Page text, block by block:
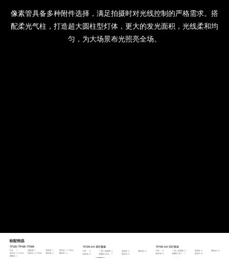
像素管具备多种附件选择，满足拍摄时对光线控制的严格需求。搭
配柔光气柱，打造超大圆柱型灯体，更大的发光面积，光线柔和均
匀，为大场景布光照亮全场。